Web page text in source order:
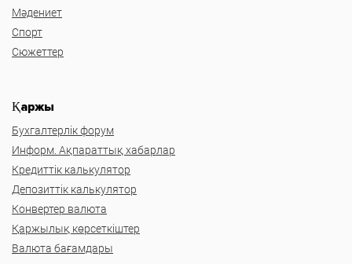
Мәдениет
Спорт
Сюжеттер
Қаржы
Бухгалтерлік форум
Информ. Ақпараттық хабарлар
Кредиттік калькулятор
Депозиттік калькулятор
Конвертер валюта
Қаржылық көрсеткіштер
Валюта бағамдары